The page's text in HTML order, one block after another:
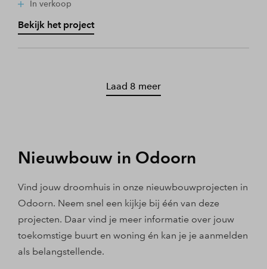
In verkoop
Bekijk het project
Laad 8 meer
Nieuwbouw in Odoorn
Vind jouw droomhuis in onze nieuwbouwprojecten in
Odoorn. Neem snel een kijkje bij één van deze
projecten. Daar vind je meer informatie over jouw
toekomstige buurt en woning én kan je je aanmelden
als belangstellende.